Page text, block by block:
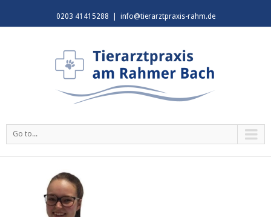
0203 41415288 info@tierarztpraxis-rahm.de
Go to...